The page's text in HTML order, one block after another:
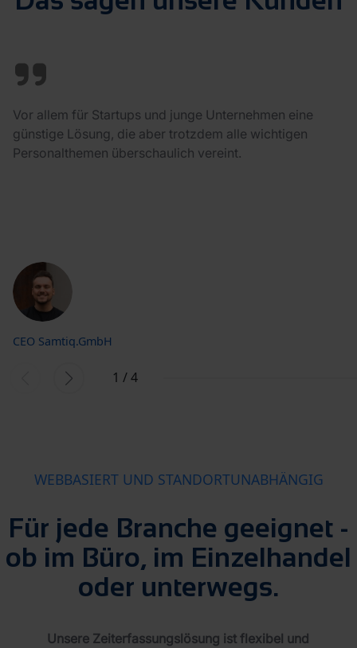
Vor allem für Startups und junge Unternehmen eine
günstige Lösung, die aber trotzdem alle wichtigen
Personalthemen überschaulich vereint.
CEO Samtiq.GmbH
1 /4
WEBBASIERT UND STANDORTUNABHÄNGIG
Für jede Branche geeignet -
ob im Büro, im Einzelhandel
oder unterwegs.
Unsere Zeiterfassungslösung ist flexibel und